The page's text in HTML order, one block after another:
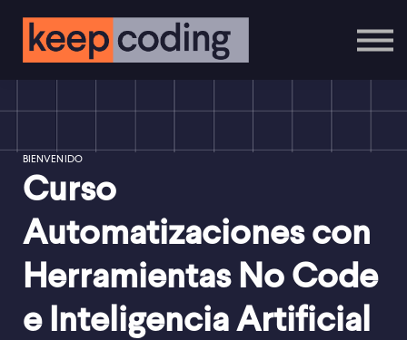
Contáctanos
BIENVENIDO
Curso
Automatizaciones con
Herramientas No Code
e Inteligencia Artificial